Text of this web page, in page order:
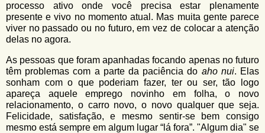
processo ativo onde você precisa estar plenamente
presente e vivo no momento atual. Mas muita gente parece
viver no passado ou no futuro, em vez de colocar a atenção
delas no agora.
As pessoas que foram apanhadas focando apenas no futuro
têm problemas com a parte da paciência do aho nui. Elas
sonham com o que poderiam fazer, ter ou ser, tão logo
apareça aquele emprego novinho em folha, o novo
relacionamento, o carro novo, o novo qualquer que seja.
Felicidade, satisfação, e mesmo sentir-se bem consigo
mesmo está sempre em algum lugar “lá fora”. "Algum dia" se